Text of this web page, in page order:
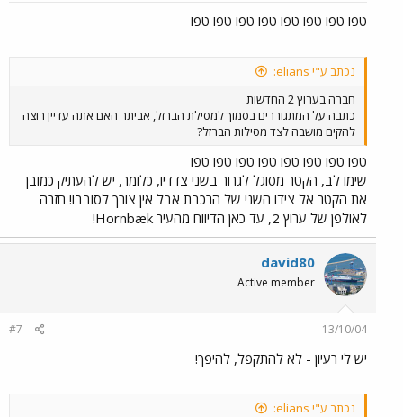
טפו טפו טפו טפו טפו טפו טפו טפו
נכתב ע"י elians:
חברה בערוץ 2 החדשות
כתבה על המתגוררים בסמוך למסילת הברזל, אביתר האם אתה עדיין רוצה
להקים מושבה לצד מסילות הברזל?
טפו טפו טפו טפו טפו טפו טפו טפו
שימו לב, הקטר מסוגל לגרור בשני צדדיו, כלומר, יש להעתיק כמובן
את הקטר אל צידו השני של הרכבת אבל אין צורך לסובבו! חזרה
לאולפן של ערוץ 2, עד כאן הדיווח מהעיר Hornbæk!
david80
Active member
13/10/04
#7
יש לי רעיון - לא להתקפל, להיפך!
נכתב ע"י elians: